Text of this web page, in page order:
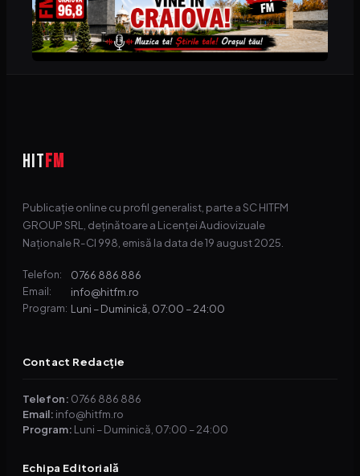
HITFM
Publicație online cu profil generalist, parte a SC HITFM
GROUP SRL, deținătoare a Licenței Audiovizuale
Naționale R-CI 998, emisă la data de 19 august 2025.
Telefon: 0766 886 886
Email: info@hitfm.ro
Program: Luni – Duminică, 07:00 – 24:00
Contact Redacție
Telefon: 0766 886 886
Email: info@hitfm.ro
Program: Luni – Duminică, 07:00 – 24:00
Echipa Editorială